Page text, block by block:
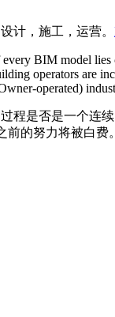
计，施工，运营。
BIM model
operators are
operated)
程是否是一个连
的努力将被白